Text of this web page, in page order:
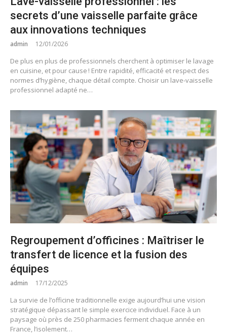
secrets d’une vaisselle parfaite grâce
aux innovations techniques
admin 12/01/2026
De plus en plus de professionnels cherchent à optimiser le lavage
en cuisine, et pour cause ! Entre rapidité, efficacité et respect des
normes d’hygiène, chaque détail compte. Choisir un lave-vaisselle
professionnel adapté ne…
Regroupement d’officines : Maîtriser le
transfert de licence et la fusion des
équipes
admin 17/12/2025
La survie de l’officine traditionnelle exige aujourd’hui une vision
stratégique dépassant le simple exercice individuel. Face à un
paysage où près de 250 pharmacies ferment chaque année en
France, l’isolement…